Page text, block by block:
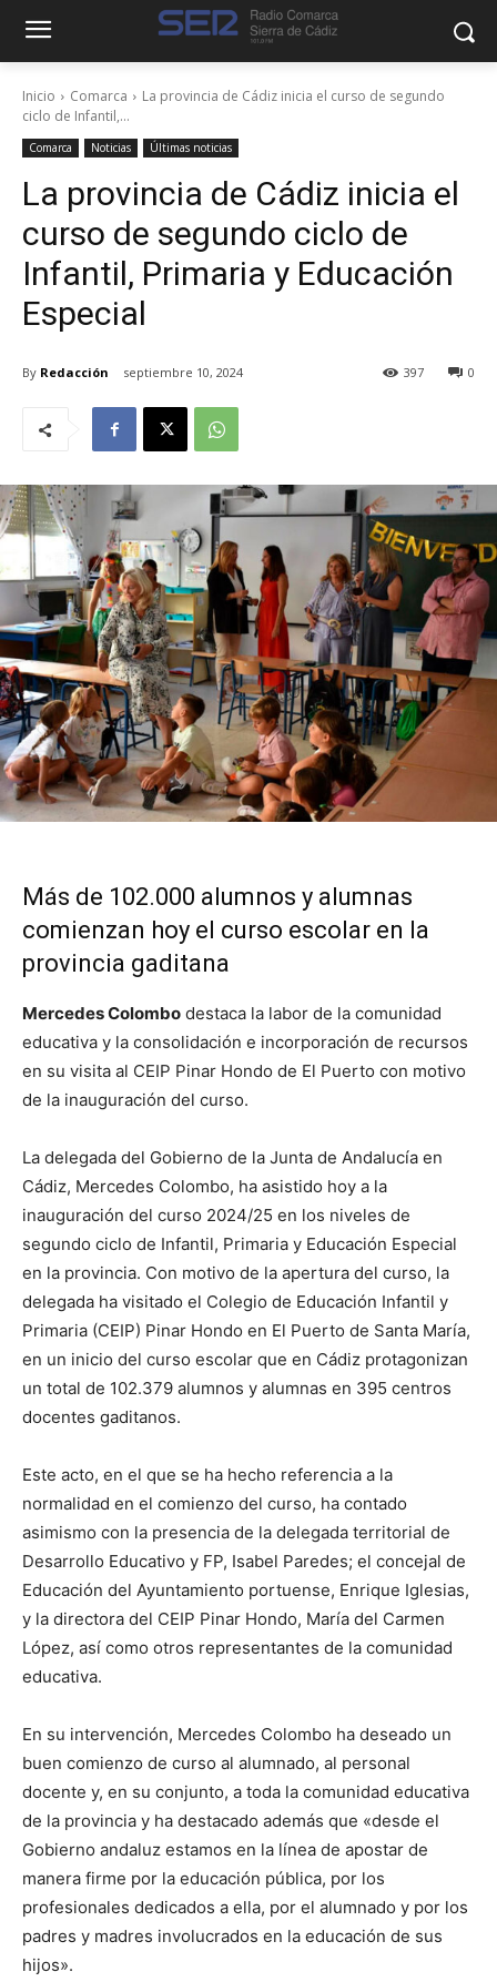
Inicio Comarca
La provincia de Cádiz inicia el curso de segundo
ciclo de Infantil,...
Comarca Noticias Últimas noticias
La provincia de Cádiz inicia el
curso de segundo ciclo de
Infantil, Primaria y Educación
Especial
By Redacción septiembre 10, 2024 0
397
Más de 102.000 alumnos y alumnas
comienzan hoy el curso escolar en la
provincia gaditana
Mercedes Colombo destaca la labor de la comunidad
educativa y la consolidación e incorporación de recursos
en su visita al CEIP Pinar Hondo de El Puerto con motivo
de la inauguración del curso.
La delegada del Gobierno de la Junta de Andalucía en
Cádiz, Mercedes Colombo, ha asistido hoy a la
inauguración del curso 2024/25 en los niveles de
segundo ciclo de Infantil, Primaria y Educación Especial
en la provincia. Con motivo de la apertura del curso, la
delegada ha visitado el Colegio de Educación Infantil y
Primaria (CEIP) Pinar Hondo en El Puerto de Santa María,
en un inicio del curso escolar que en Cádiz protagonizan
un total de 102.379 alumnos y alumnas en 395 centros
docentes gaditanos.
Este acto, en el que se ha hecho referencia a la
normalidad en el comienzo del curso, ha contado
asimismo con la presencia de la delegada territorial de
Desarrollo Educativo y FP, Isabel Paredes; el concejal de
Educación del Ayuntamiento portuense, Enrique Iglesias,
y la directora del CEIP Pinar Hondo, María del Carmen
López, así como otros representantes de la comunidad
educativa.
En su intervención, Mercedes Colombo ha deseado un
buen comienzo de curso al alumnado, al personal
docente y, en su conjunto, a toda la comunidad educativa
de la provincia y ha destacado además que «desde el
Gobierno andaluz estamos en la línea de apostar de
manera firme por la educación pública, por los
profesionales dedicados a ella, por el alumnado y por los
padres y madres involucrados en la educación de sus
hijos».